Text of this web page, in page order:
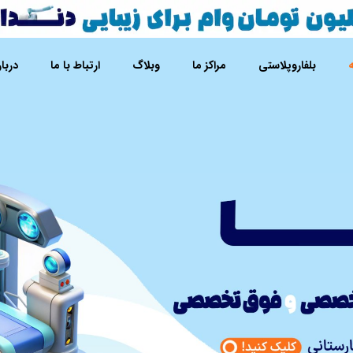
بلفاروپلاستی مراکز ما وبلاگ ارتباط با ما